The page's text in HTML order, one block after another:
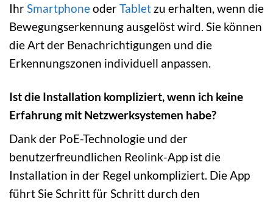
Ihr SmartphoneoderTablet zu erhalten, wenn die
Bewegungserkennung ausgelöst wird. Sie können
die Art der Benachrichtigungen und die
Erkennungszonen individuell anpassen.
Ist die Installation kompliziert, wenn ich keine
Erfahrung mit Netzwerksystemen habe?
Dank der PoE-Technologie und der
benutzerfreundlichen Reolink-App ist die
Installation in der Regel unkompliziert. Die App
führt Sie Schritt für Schritt durch den